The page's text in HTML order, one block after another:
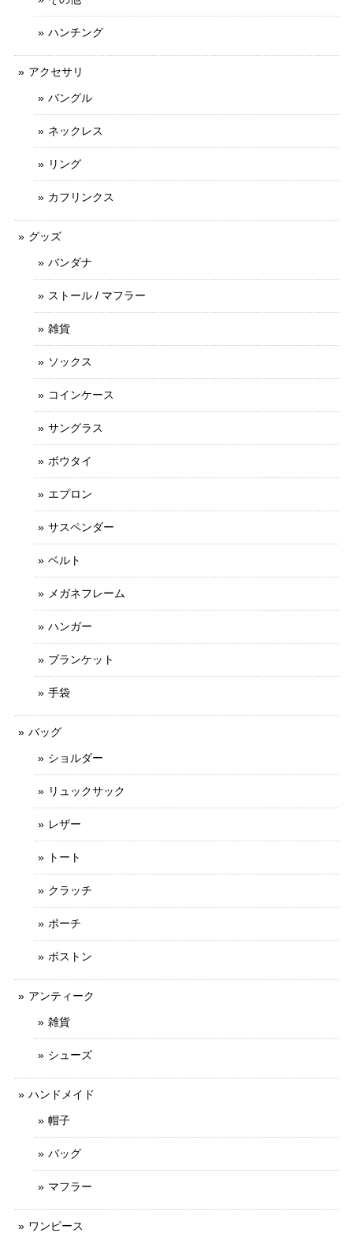
ハンチング
アクセサリ
バングル
ネックレス
リング
カフリンクス
グッズ
バンダナ
ストール / マフラー
雑貨
ソックス
コインケース
サングラス
ボウタイ
エプロン
サスペンダー
ベルト
メガネフレーム
ハンガー
ブランケット
手袋
バッグ
ショルダー
リュックサック
レザー
トート
クラッチ
ポーチ
ボストン
アンティーク
雑貨
シューズ
ハンドメイド
帽子
バッグ
マフラー
ワンピース